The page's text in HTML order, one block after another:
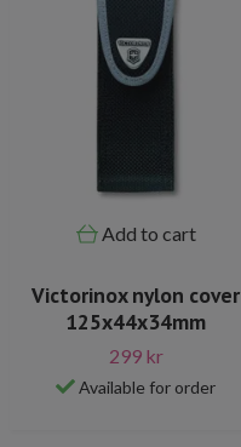
Add to cart
Victorinox nylon cover
125x44x34mm
299 kr
Available for order